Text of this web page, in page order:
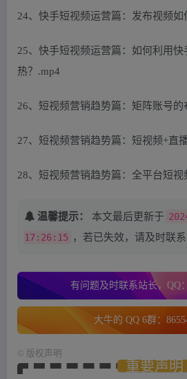
24、快手短视频运营篇：发布视频
25、快手短视频运营篇：如何利用快
热？.mp4
26、短视频营销趋势篇：矩阵账号的
27、短视频营销趋势篇：短视频+直
28、短视频营销趋势篇：全平台短视
温馨提示： 本文最后更新于
17:26:15
，若已失效，请及时联系
有问题及时联系站长，QQ
大牛的 QQ 6群：
版权声明
重要声明